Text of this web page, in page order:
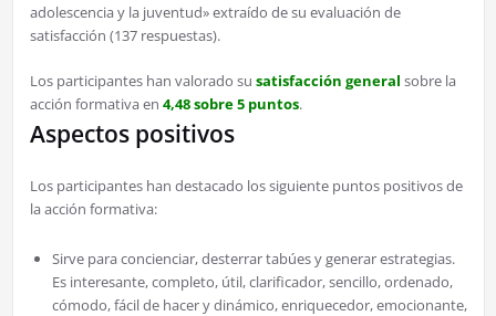
adolescencia y la juventud» extraído de su evaluación de
satisfacción (137 respuestas).
Los participantes han valorado su satisfacción general sobre la
acción formativa en 4,48 sobre 5 puntos.
Aspectos positivos
Los participantes han destacado los siguiente puntos positivos de
la acción formativa:
Sirve para concienciar, desterrar tabúes y generar estrategias.
Es interesante, completo, útil, clarificador, sencillo, ordenado,
cómodo, fácil de hacer y dinámico, enriquecedor, emocionante,